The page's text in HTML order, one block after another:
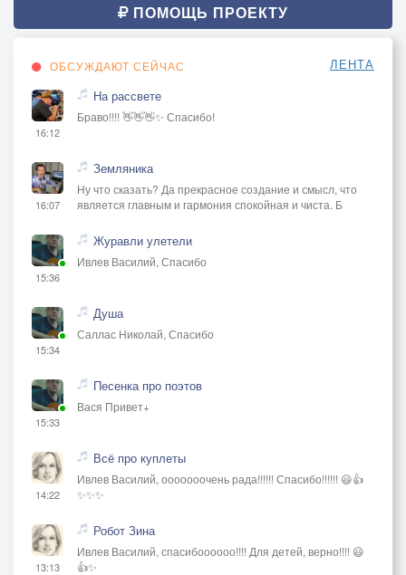
ПОМОЩЬ ПРОЕКТУ
ОБСУЖДАЮТ СЕЙЧАС ЛЕНТА
16:12
На рассвете
Браво!!!! 👋👋👋✨ Спасибо!
16:07
Земляника
Ну что сказать? Да прекрасное создание и смысл, что
является главным и гармония спокойная и чиста. Б
15:36
Журавли улетели
Ивлев Василий, Спасибо
15:34
Душа
Саллас Николай, Спасибо
15:33
Песенка про поэтов
Вася Привет+
14:22
Всё про куплеты
Ивлев Василий, ооооооочень рада!!!!!! Спасибо!!!!!! 😃👍
✨✨✨
13:13
Робот Зина
Ивлев Василий, спасибоооооо!!!! Для детей, верно!!!! 😃
👍✨